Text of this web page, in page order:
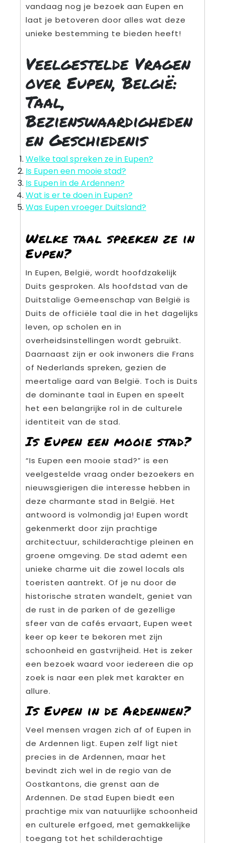
vandaag nog je bezoek aan Eupen en
laat je betoveren door alles wat deze
unieke bestemming te bieden heeft!
Veelgestelde Vragen
over Eupen, België:
Taal,
Bezienswaardigheden
en Geschiedenis
Welke taal spreken ze in Eupen?
Is Eupen een mooie stad?
Is Eupen in de Ardennen?
Wat is er te doen in Eupen?
Was Eupen vroeger Duitsland?
Welke taal spreken ze in
Eupen?
In Eupen, België, wordt hoofdzakelijk
Duits gesproken. Als hoofdstad van de
Duitstalige Gemeenschap van België is
Duits de officiële taal die in het dagelijks
leven, op scholen en in
overheidsinstellingen wordt gebruikt.
Daarnaast zijn er ook inwoners die Frans
of Nederlands spreken, gezien de
meertalige aard van België. Toch is Duits
de dominante taal in Eupen en speelt
het een belangrijke rol in de culturele
identiteit van de stad.
Is Eupen een mooie stad?
“Is Eupen een mooie stad?” is een
veelgestelde vraag onder bezoekers en
nieuwsgierigen die interesse hebben in
deze charmante stad in België. Het
antwoord is volmondig ja! Eupen wordt
gekenmerkt door zijn prachtige
architectuur, schilderachtige pleinen en
groene omgeving. De stad ademt een
unieke charme uit die zowel locals als
toeristen aantrekt. Of je nu door de
historische straten wandelt, geniet van
de rust in de parken of de gezellige
sfeer van de cafés ervaart, Eupen weet
keer op keer te bekoren met zijn
schoonheid en gastvrijheid. Het is zeker
een bezoek waard voor iedereen die op
zoek is naar een plek met karakter en
allure.
Is Eupen in de Ardennen?
Veel mensen vragen zich af of Eupen in
de Ardennen ligt. Eupen zelf ligt niet
precies in de Ardennen, maar het
bevindt zich wel in de regio van de
Oostkantons, die grenst aan de
Ardennen. De stad Eupen biedt een
prachtige mix van natuurlijke schoonheid
en culturele erfgoed, met gemakkelijke
toegang tot het schilderachtige